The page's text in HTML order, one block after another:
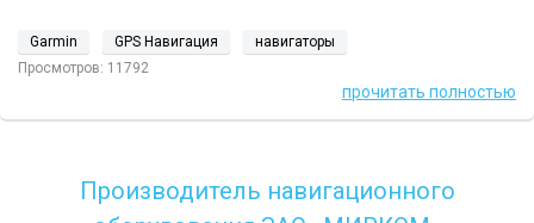
Garmin GPS Навигация
навигаторы
Просмотров: 11792
прочитать полностью
Производитель навигационного